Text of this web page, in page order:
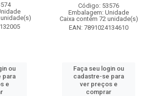
ou
para
e
Código: 53576
Embalagem: Unidade
Caixa contém 72 unidade(s)
EAN: 7891024134610
Faça seu login ou
cadastre-se para
ver preços e
comprar